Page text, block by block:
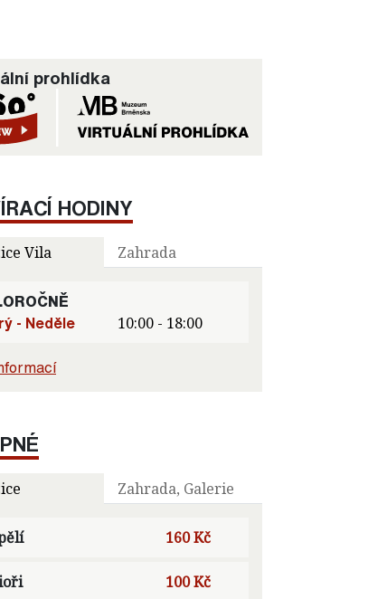
prohlídka
HODINY
Vila Zahrada
- Neděle
10:00 - 18:00
Zahrada, Galerie
160 Kč
100 Kč